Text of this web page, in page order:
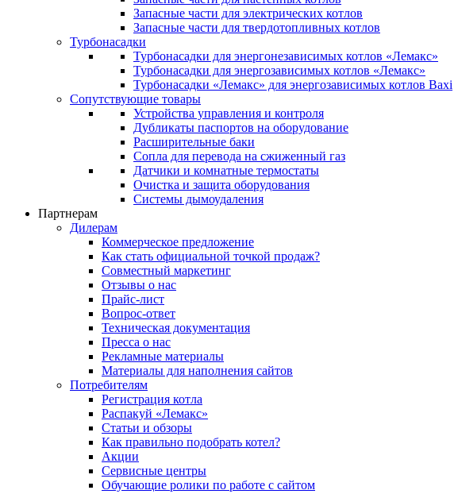
Запасные части для электрических котлов
Запасные части для твердотопливных котлов
Турбонасадки
Турбонасадки для энергонезависимых котлов «Лемакс»
Турбонасадки для энергозависимых котлов «Лемакс»
Турбонасадки «Лемакс» для энергозависимых котлов Baxi
Сопутствующие товары
Устройства управления и контроля
Дубликаты паспортов на оборудование
Расширительные баки
Сопла для перевода на сжиженный газ
Датчики и комнатные термостаты
Очистка и защита оборудования
Системы дымоудаления
Партнерам
Дилерам
Коммерческое предложение
Как стать официальной точкой продаж?
Совместный маркетинг
Отзывы о нас
Прайс-лист
Вопрос-ответ
Техническая документация
Пресса о нас
Рекламные материалы
Материалы для наполнения сайтов
Потребителям
Регистрация котла
Распакуй «Лемакс»
Статьи и обзоры
Как правильно подобрать котел?
Акции
Сервисные центры
Обучающие ролики по работе с сайтом